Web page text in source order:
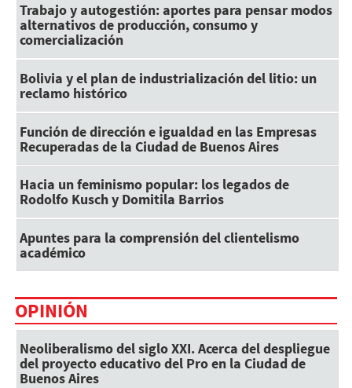
Trabajo y autogestión: aportes para pensar modos
alternativos de producción, consumo y
comercialización
Bolivia y el plan de industrialización del litio: un
reclamo histórico
Función de dirección e igualdad en las Empresas
Recuperadas de la Ciudad de Buenos Aires
Hacia un feminismo popular: los legados de
Rodolfo Kusch y Domitila Barrios
Apuntes para la comprensión del clientelismo
académico
OPINIÓN
Neoliberalismo del siglo XXI. Acerca del despliegue
del proyecto educativo del Pro en la Ciudad de
Buenos Aires